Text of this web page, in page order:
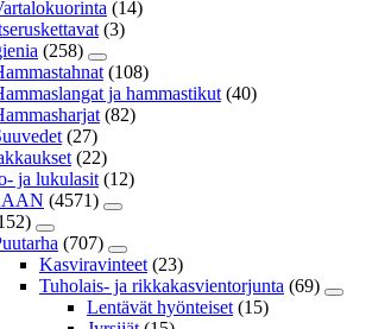
(14)
(3)
(258)
(108)
ja hammastikut (40)
(82)
(27)
(22)
ja lukulasit (12)
(4571)
(707)
Kasviravinteet (23)
Tuholais- ja rikkakasvientorjunta (69)
Lentävät hyönteiset (15)